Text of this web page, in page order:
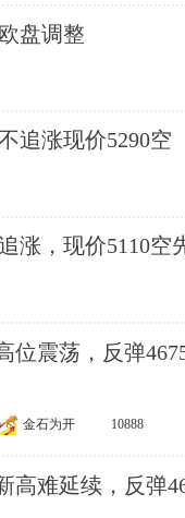
盘调整
追涨现价5290空
涨，现价5110空
位震荡，反弹
金石为开 10888
高难延续，反弹